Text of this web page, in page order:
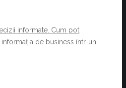
informate. Cum pot
de business într-un